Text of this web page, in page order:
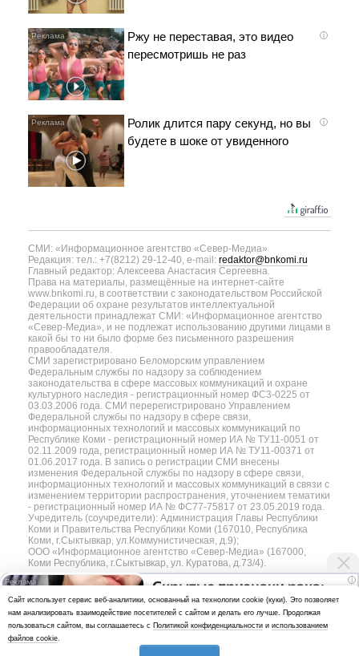
i
Ржу не переставая, это видео
пересмотришь не раз
i
Ролик длится пару секунд, но вы
будете в шоке от увиденного
СМИ: «Информационное агентство «Север-Медиа»
Редакция: тел.: +7(8212) 29-12-40, e-mail: redaktor@bnkomi.ru
Главный редактор: Алексеева Анастасия Сергеевна.
Права на материалы, размещённые на интернет-сайте
www.bnkomi.ru, в соответствии с законодательством Российской
Федерации об охране результатов интеллектуальной
деятельности принадлежат СМИ: «Информационное агентство
«Север-Медиа», и не подлежат использованию другими лицами в
какой бы то ни было форме без письменного разрешения
правообладателя.
СМИ зарегистрировано Беломорским управлением
Федеральным службы по надзору за соблюдением
законодательства в сфере массовых коммуникаций и охране
культурного наследия - регистрационный номер ФС3-0225 от
03.03.2006 года. СМИ перерегистрировано Управлением
Федеральной службы по надзору в сфере связи,
информационных технологий и массовых коммуникаций по
Республике Коми - регистрационный номер ИА № ТУ11-0051 от
02.11.2009 года, регистрационный номер ИА № ТУ11-00371 от
01.06.2017 года. В запись о регистрации СМИ внесены
изменения Федеральной службы по надзору в сфере связи,
информационных технологий и массовых коммуникаций в связи с
изменением территории распространения, уточнением тематики
- регистрационный номер ИА № ФС77-75817 от 23.05.2019 года.
Учредитель (соучредители): Администрация Главы Республики
Коми и Правительства Республики Коми (167010, Республика
Коми, г.Сыктывкар, ул.Коммунистическая, д.9);
ООО «Информационное агентство «Север-Медиа» (167000,
Коми Республика, г.Сыктывкар, ул. Куратова, д.73/4).
Разработка сайта — web-студия «Цифровой Век»
i
Скрытые признаки рака:
на такое никто не
обращает внимание, а зря!
Политика
конфиденциальности
Использование аналитики и файлов куки
Cайт использует сервис веб-аналитики, основанный на технологии cookie (куки). Это позволяет
нам анализировать взаимодействие посетителей с сайтом и делать его лучше. Продолжая
пользоваться сайтом, вы соглашаетесь с Политикой конфиденциальности и использованием
файлов cookie.